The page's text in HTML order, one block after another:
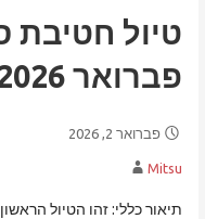
טיול חטיבת
פברואר 2026
פברואר 2, 2026
Mitsu